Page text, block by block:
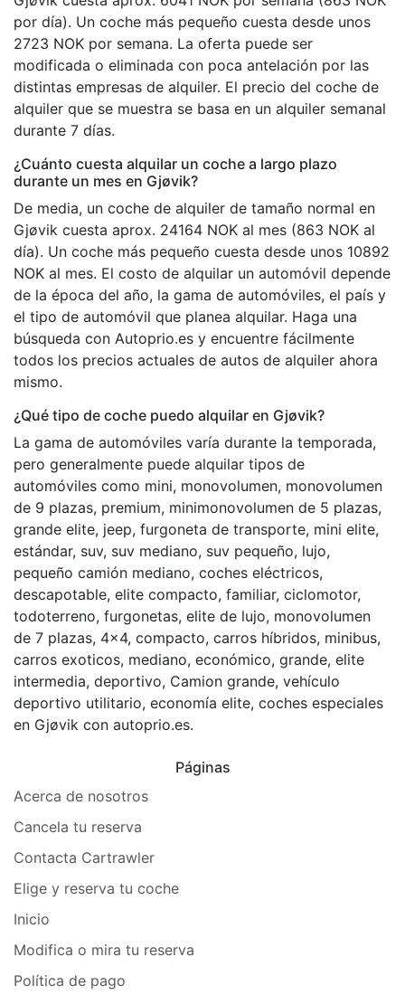
por día). Un coche más pequeño cuesta desde unos
2723 NOK por semana. La oferta puede ser
modificada o eliminada con poca antelación por las
distintas empresas de alquiler. El precio del coche de
alquiler que se muestra se basa en un alquiler semanal
durante 7 días.
¿Cuánto cuesta alquilar un coche a largo plazo
durante un mes en Gjøvik?
De media, un coche de alquiler de tamaño normal en
Gjøvik cuesta aprox. 24164 NOK al mes (863 NOK al
día). Un coche más pequeño cuesta desde unos 10892
NOK al mes. El costo de alquilar un automóvil depende
de la época del año, la gama de automóviles, el país y
el tipo de automóvil que planea alquilar. Haga una
búsqueda con Autoprio.es y encuentre fácilmente
todos los precios actuales de autos de alquiler ahora
mismo.
¿Qué tipo de coche puedo alquilar en Gjøvik?
La gama de automóviles varía durante la temporada,
pero generalmente puede alquilar tipos de
automóviles como mini, monovolumen, monovolumen
de 9 plazas, premium, minimonovolumen de 5 plazas,
grande elite, jeep, furgoneta de transporte, mini elite,
estándar, suv, suv mediano, suv pequeño, lujo,
pequeño camión mediano, coches eléctricos,
descapotable, elite compacto, familiar, ciclomotor,
todoterreno, furgonetas, elite de lujo, monovolumen
de 7 plazas, 4x4, compacto, carros híbridos, minibus,
carros exoticos, mediano, económico, grande, elite
intermedia, deportivo, Camion grande, vehículo
deportivo utilitario, economía elite, coches especiales
en Gjøvik con autoprio.es.
Páginas
Acerca de nosotros
Cancela tu reserva
Contacta Cartrawler
Elige y reserva tu coche
Inicio
Modifica o mira tu reserva
Política de pago